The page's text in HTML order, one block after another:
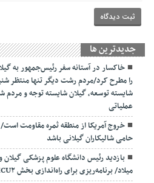
جديدترين ها
خاکسار در آستانه سفر رئیس‌جمهور به
را مطرح کرد/مردم رشت دیگر تنها منتظر
شایسته توسعه، گیلان شایسته توجه و مردم
عملیاتی
خروج آمریکا از منطقه ثمره مقاومت
حامی شالیکاران گیلانی باشد
بازدید رئیس دانشگاه علوم پزشکی گیلان
میلاد/ برنامه‌ریزی برای راه‌اندازی بخش ICU۲